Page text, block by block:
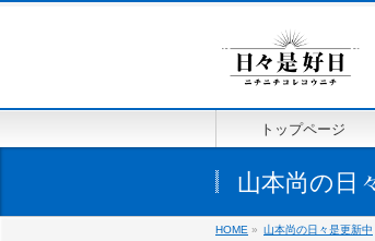
トップページ
山本尚の日
HOME » 山本尚の日々是更新中